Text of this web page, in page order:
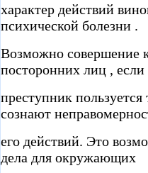
характер действий
психической болезни .
Возможно совершение
посторонних лиц , если
преступник
сознают
его действий. Это
дела для окружающих